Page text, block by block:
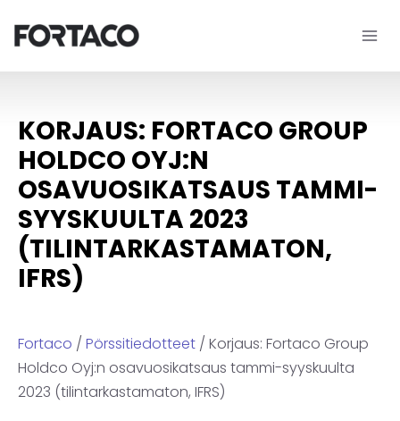
sisältöön
KORJAUS: FORTACO GROUP
HOLDCO OYJ:N
OSAVUOSIKATSAUS TAMMI-
SYYSKUULTA 2023
(TILINTARKASTAMATON,
IFRS)
Fortaco / Pörssitiedotteet / Korjaus: Fortaco Group
Holdco Oyj:n osavuosikatsaus tammi-syyskuulta
2023 (tilintarkastamaton, IFRS)